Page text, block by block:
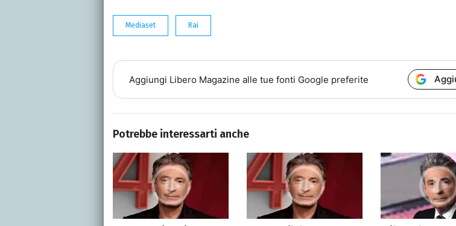
Mediaset Rai
Aggiungi Libero Magazine alle tue fonti Google preferite
Potrebbe interessarti anche